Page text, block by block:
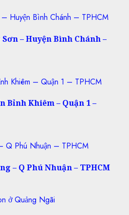
– Huyện Bình Chánh – TPHCM
– Huyện Bình Chánh –
Khiêm – Quận 1 – TPHCM
Bỉnh Khiêm – Quận 1 –
Q Phú Nhuận – TPHCM
– Q Phú Nhuận – TPHCM
ở Quảng Ngãi